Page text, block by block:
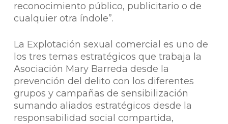
reconocimiento público, publicitario o de
cualquier otra índole”.
La Explotación sexual comercial es uno de
los tres temas estratégicos que trabaja la
Asociación Mary Barreda desde la
prevención del delito con los diferentes
grupos y campañas de sensibilización
sumando aliados estratégicos desde la
responsabilidad social compartida,